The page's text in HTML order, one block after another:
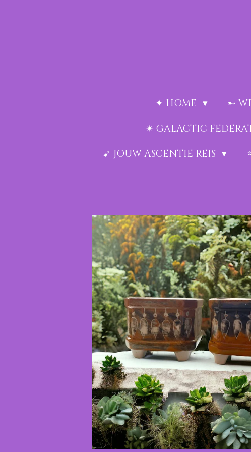
✦ HOME ➸
✴︎ GALACTIC
➹ JOUW ASCENTIE REIS